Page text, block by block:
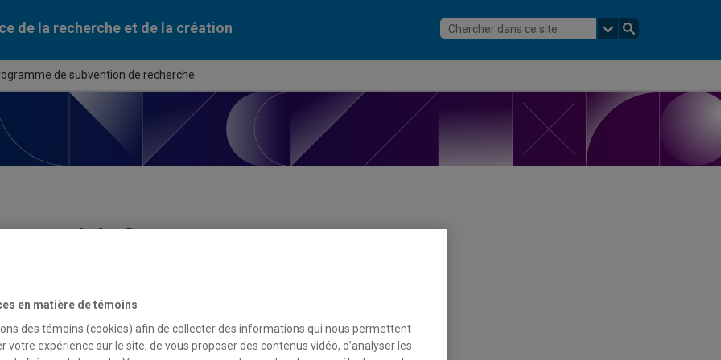
de la recherche et de la création
de subvention de recherche
de financement
de subvention de recherche
en matière de témoins
des témoins (cookies) afin de collecter des informations qui nous permettent
votre expérience sur le site, de vous proposer des contenus vidéo, d’analyser les